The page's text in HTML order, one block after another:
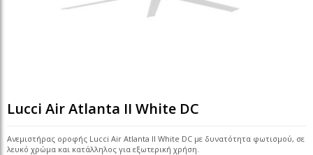
Lucci Air Atlanta II White DC
Ανεμιστήρας οροφής Lucci Air Atlanta II White DC με δυνατότητα φωτισμού, σε
λευκό χρώμα και κατάλληλος για εξωτερική χρήση.